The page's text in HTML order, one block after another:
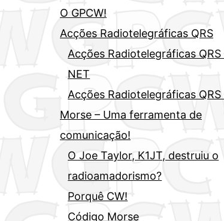
O GPCW!
Acções Radiotelegráficas QRS
Acções Radiotelegráficas QRS
NET
Acções Radiotelegráficas QRS
Morse – Uma ferramenta de
comunicação!
O Joe Taylor, K1JT, destruiu o
radioamadorismo?
Porquê CW!
Código Morse